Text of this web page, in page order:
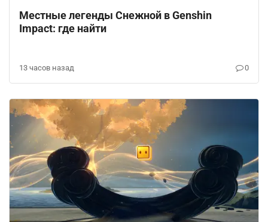
Местные легенды Снежной в Genshin
Impact: где найти
13 часов назад 0